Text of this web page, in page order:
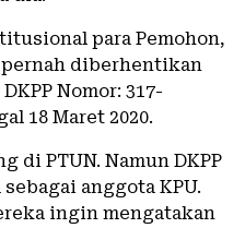
para Pemohon,
diberhentikan
Nomor: 317-
18 Maret 2020.
di PTUN. Namun DKPP
anggota KPU.
ingin mengatakan